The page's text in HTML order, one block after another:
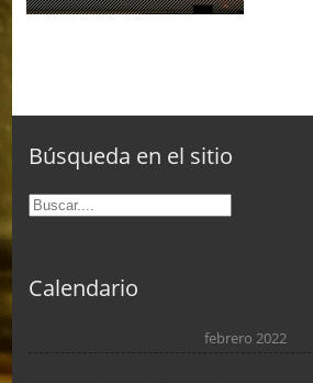
Búsqueda en el sitio
Calendario
febrero 2022